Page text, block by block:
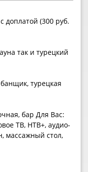
доплатой (300 руб.
так и турецкий
турецкая
бар Для Вас:
ТВ, НТВ+, аудио-
массажный стол,